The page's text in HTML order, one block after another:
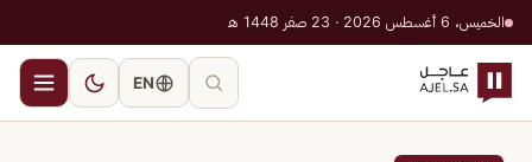
الخميس، 6 أغسطس 2026 · 23 صفر 1448 هـ
EN